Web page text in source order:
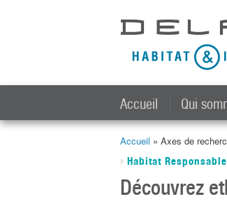
Accueil Qui
Vous êtes ici
Accueil » Axes de
Habitat Responsable
Découvrez